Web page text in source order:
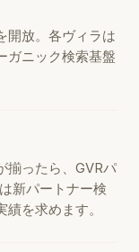
開放。各ヴィラは
ガニック検索基盤
揃ったら、GVRパ
新パートナー検
を求めます。